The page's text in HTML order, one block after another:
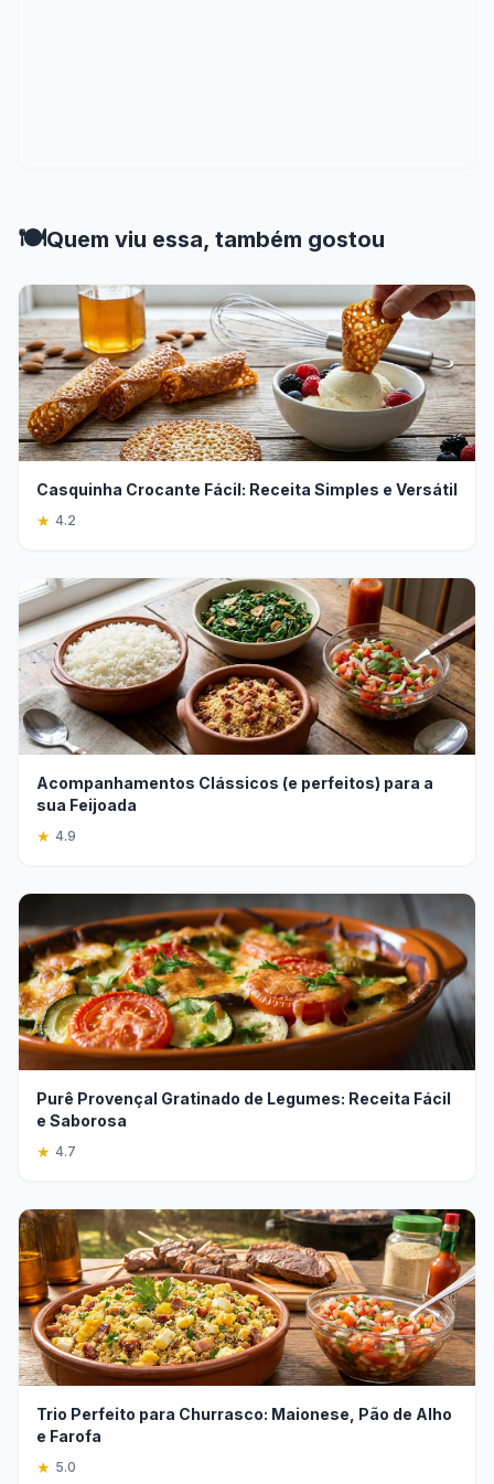
🍽️Quem viu essa, também gostou
Casquinha Crocante Fácil: Receita Simples e Versátil
★ 4.2
Acompanhamentos Clássicos (e perfeitos) para a
sua Feijoada
★ 4.9
Purê Provençal Gratinado de Legumes: Receita Fácil
e Saborosa
★ 4.7
Trio Perfeito para Churrasco: Maionese, Pão de Alho
e Farofa
★ 5.0